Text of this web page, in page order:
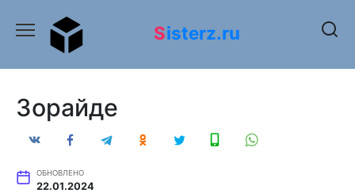
содержанию
Sisterz.ru
Зорайде
ОБНОВЛЕНО
22.01.2024